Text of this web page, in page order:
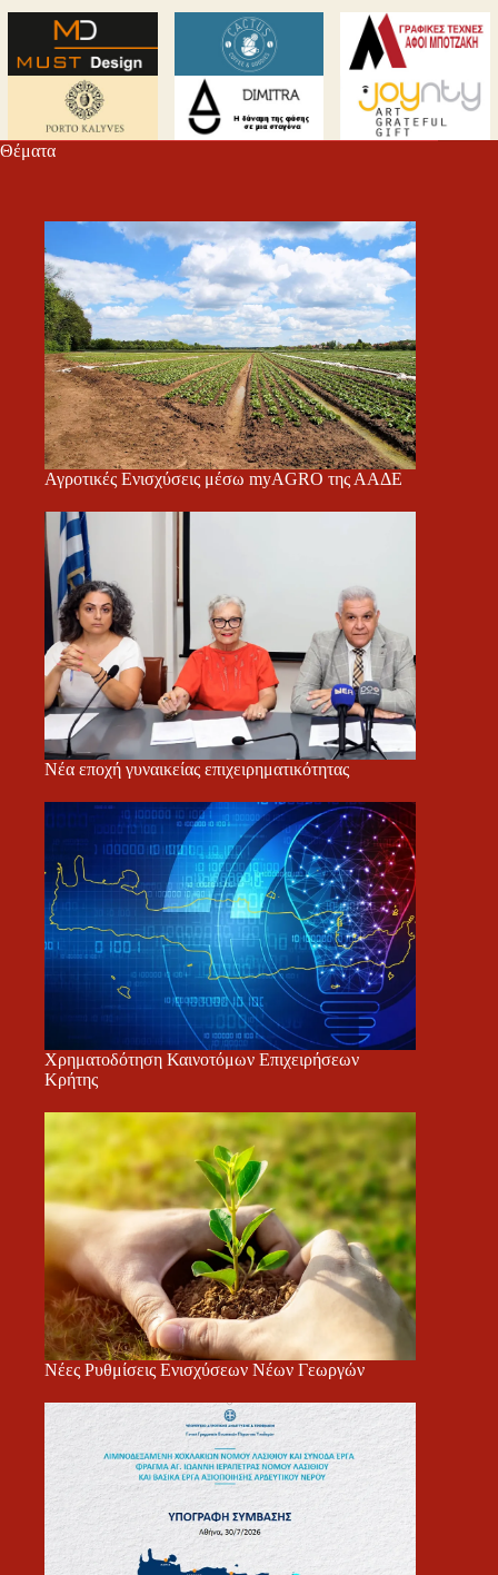
Θέματα
Αγροτικές Ενισχύσεις μέσω myAGRO της ΑΑΔΕ
Νέα εποχή γυναικείας επιχειρηματικότητας
Χρηματοδότηση Καινοτόμων Επιχειρήσεων
Κρήτης
Νέες Ρυθμίσεις Ενισχύσεων Νέων Γεωργών